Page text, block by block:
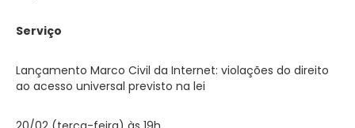
Serviço
Lançamento Marco Civil da Internet: violações do direito
ao acesso universal previsto na lei